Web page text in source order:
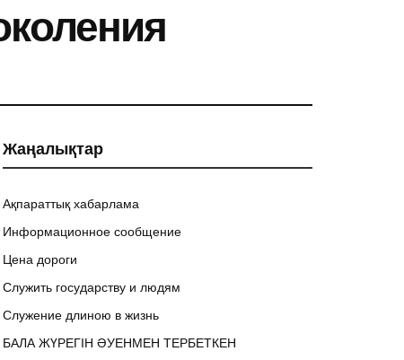
Жаңалықтар
Ақпараттық хабарлама
Информационное сообщение
Цена дороги
Служить государству и людям
Служение длиною в жизнь
БАЛА ЖҮРЕГІН ӘУЕНМЕН ТЕРБЕТКЕН